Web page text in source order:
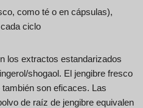
como té o en cápsulas),
ciclo
los extractos estandarizados
shogaol. El jengibre fresco
son eficaces. Las
de raíz de jengibre equivalen